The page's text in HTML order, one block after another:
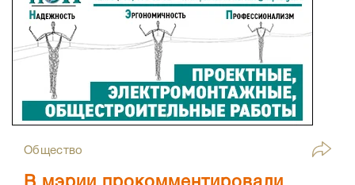
Общество